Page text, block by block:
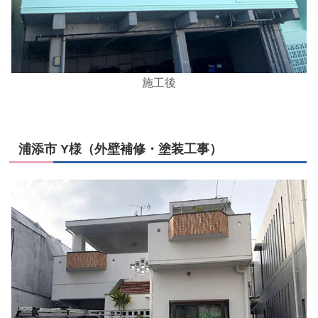
施工後
浦添市 Y様（外壁補修・塗装工事）